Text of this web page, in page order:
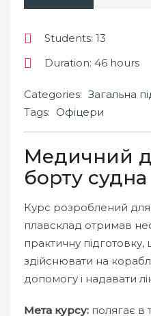
Students: 13
Duration: 46 hours
Categories: Загальна
Tags: Офіцери
Медичний
борту судна
Курс розроблений
плавсклад отримав
практичну
здійснювати на
допомогу і надавати
Мета курсу: полягає в